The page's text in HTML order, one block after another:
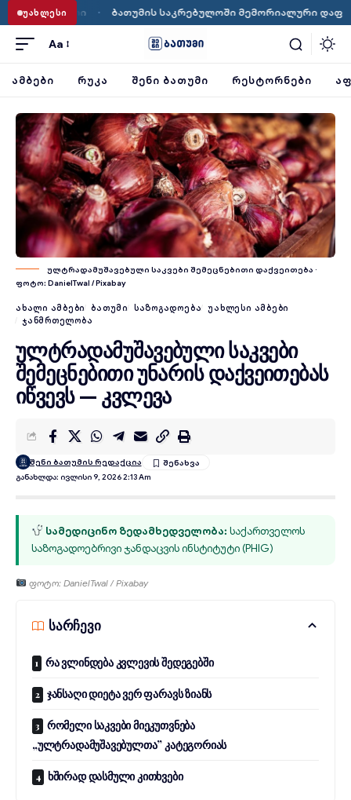
ᲣᲐᲮᲚᲔᲡᲘსაკრებულოში მემორიალური დაფების განთავსების
Aa
ᲐᲛᲑᲔᲑᲘ ᲠᲣᲙᲐ ᲨᲔᲜᲘ ᲑᲐᲗᲣᲛᲘ ᲠᲔᲡᲢᲝᲠᲜᲔᲑᲘ
ულტრადამუშავებული საკვები შემეცნებითი დაქვეითება ·
ფოტო: DanielTwal / Pixabay
ᲐᲮᲐᲚᲘ ᲐᲛᲑᲔᲑᲘ ᲑᲐᲗᲣᲛᲘ ᲡᲐᲖᲝᲒᲐᲓᲝᲔᲑᲐ
ᲣᲐᲮᲚᲔᲡᲘ ᲐᲛᲑᲔᲑᲘ
ᲯᲐᲜᲛᲠᲗᲔᲚᲝᲑᲐ
ულტრადამუშავებული საკვები
შემეცნებითი უნარის დაქვეითებას
იწვევს — კვლევა
Განახლდა: Ივლისი 9, 2026 2:13 Am
შენი ბათუმის რედაქცია
სამედიცინო ზედამხედველობა: საქართველოს
საზოგადოებრივი ჯანდაცვის ინსტიტუტი (PHIG)
ფოტო: DanielTwal / Pixabay
სარჩევი
რა ვლინდება კვლევის შედეგებში
ჯანსაღი დიეტა ვერ ფარავს ზიანს
რომელი საკვები მიეკუთვნება
„ულტრადამუშავებულთა” კატეგორიას
ხშირად დასმული კითხვები